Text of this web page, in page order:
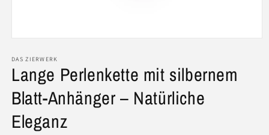
in
Modal
öffnen
DAS ZIERWERK
Lange Perlenkette mit silbernem
Blatt-Anhänger – Natürliche
Eleganz